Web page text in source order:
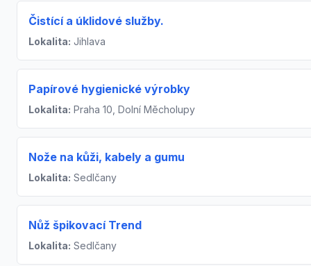
Čistící a úklidové služby.
Lokalita: Jihlava
Papírové hygienické výrobky
Lokalita: Praha 10, Dolní Měcholupy
Nože na kůži, kabely a gumu
Lokalita: Sedlčany
Nůž špikovací Trend
Lokalita: Sedlčany